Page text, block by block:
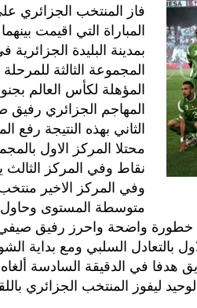
فاز المنتخب الجزائري
المباراة التي اقيمت
بمدينة البليدة
المجموعة الثالثة
المؤهلة لكأس العالم
المهاجم الجزائري
الثاني‮ ‬بهذه النتيجة
محتلا المركز الاول
‬نقاط وفي المركز الثالث
وفي المركز الاخير
متوسطة المستوى وحاول
خطورة واضحة واحرز رفيق
بالتعادل السلبي ومع بداية
هدفا في الدقيقة السادسة
ليفوز المنتخب الجزائري